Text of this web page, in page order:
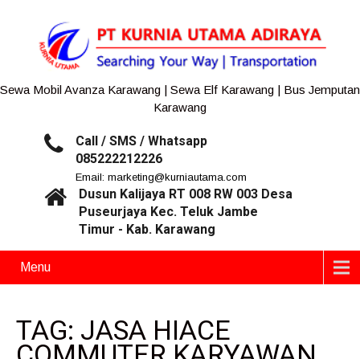
Sewa Mobil Avanza Karawang | Sewa Elf Karawang | Bus Jemputan
Karawang
Call / SMS / Whatsapp
085222212226
Email: marketing@kurniautama.com
Dusun Kalijaya RT 008 RW 003 Desa
Puseurjaya Kec. Teluk Jambe
Timur - Kab. Karawang
Menu
TAG: JASA HIACE